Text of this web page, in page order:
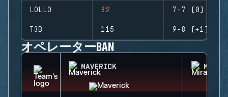
LOLLO 82 7-7 (0)
T3B 115 9-8 (+1)
オペレーターBAN
MAVERICK MIRA